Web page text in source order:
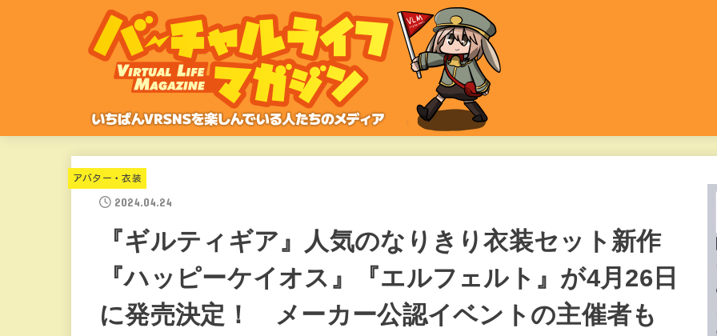
アバター・衣装
2024.04.24
『ギルティギア』人気のなりきり衣装セット新作
『ハッピーケイオス』『エルフェルト』が4月26日
に発売決定！ メーカー公認イベントの主催者も